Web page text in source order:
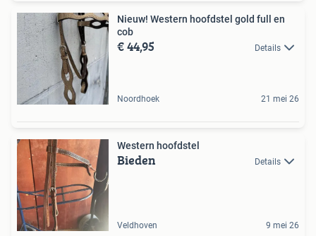
Nieuw! Western hoofdstel gold full en
cob
€ 44,95 Details
Noordhoek 21 mei 26
Western hoofdstel
Bieden Details
Veldhoven 9 mei 26